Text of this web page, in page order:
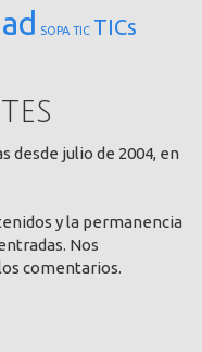
SOPA TIC TICs
desde julio de 2004, en
y la permanencia
Nos
comentarios.